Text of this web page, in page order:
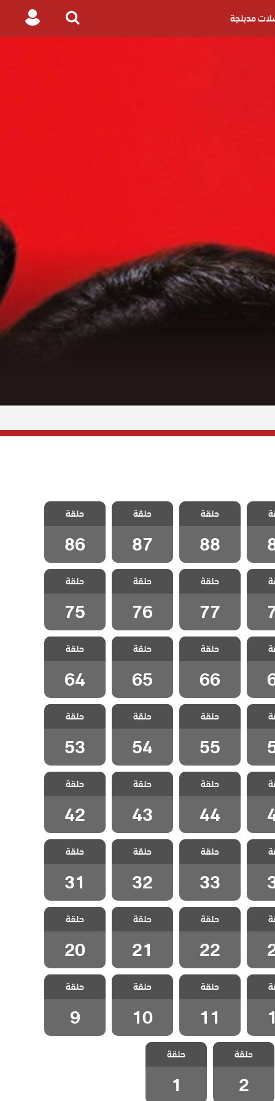
مدبلجة
Search
Login
مسلسل القضاء
مدبلج
حلقة
88
مسلسل القضاء
مدبلج
حلقة
87
مسلسل القضاء
مدبلج
حلقة
86
مسلسل القضاء
مدبلج
حلقة
77
مسلسل القضاء
مدبلج
حلقة
76
مسلسل القضاء
مدبلج
حلقة
75
مسلسل القضاء
مدبلج
حلقة
66
مسلسل القضاء
مدبلج
حلقة
65
مسلسل القضاء
مدبلج
حلقة
64
مسلسل القضاء
مدبلج
حلقة
55
مسلسل القضاء
مدبلج
حلقة
54
مسلسل القضاء
مدبلج
حلقة
53
مسلسل القضاء
مدبلج
حلقة
44
مسلسل القضاء
مدبلج
حلقة
43
مسلسل القضاء
مدبلج
حلقة
42
مسلسل القضاء
مدبلج
حلقة
33
مسلسل القضاء
مدبلج
حلقة
32
مسلسل القضاء
مدبلج
حلقة
31
مسلسل القضاء
مدبلج
حلقة
22
مسلسل القضاء
مدبلج
حلقة
21
مسلسل القضاء
مدبلج
حلقة
20
مسلسل القضاء
مدبلج
حلقة
11
مسلسل القضاء
مدبلج
حلقة
10
مسلسل القضاء
مدبلج
حلقة
9
مسلسل القضاء
مدبلج
حلقة
2
مسلسل القضاء
مدبلج
حلقة
1